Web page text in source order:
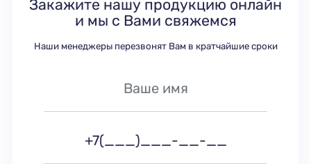
Закажите нашу продукцию онлайн
и мы с Вами свяжемся
Наши менеджеры перезвонят Вам в кратчайшие сроки